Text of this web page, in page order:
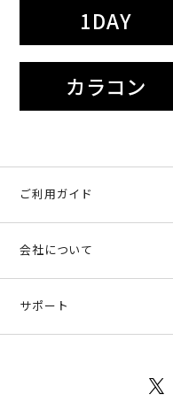
1DAY
カラコン
ご利用ガイド
お支払い方法、配送について
返品について
会社について
サポート